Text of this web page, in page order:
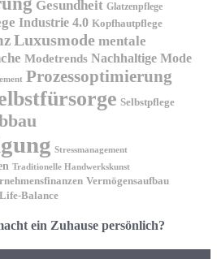
Gesundheit Glatzenpflege
Industrie 4.0 Kopfhautpflege
Luxusmode mentale
Modetrends Nachhaltige Mode
Prozessoptimierung
Selbstpflege
Stressmanagement
Traditionelle Handwerkskunst
Vermögensaufbau
Balance
ein Zuhause persönlich?